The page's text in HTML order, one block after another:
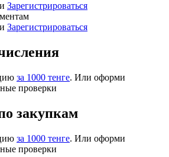
Зарегистрироваться
Зарегистрироваться
за 1000 тенге. Или оформи
проверки
закупкам
за 1000 тенге. Или оформи
проверки